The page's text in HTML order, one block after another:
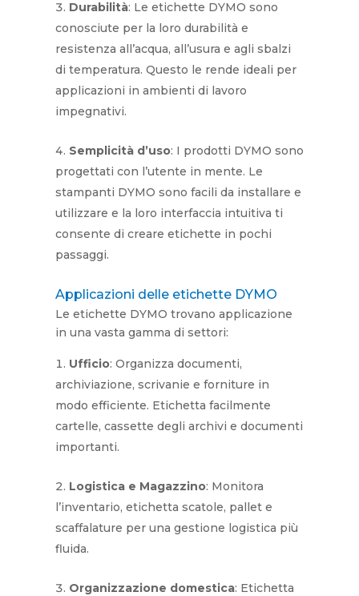
Durabilità: Le etichette DYMO sono
conosciute per la loro durabilità e
resistenza all’acqua, all’usura e agli sbalzi
di temperatura. Questo le rende ideali per
applicazioni in ambienti di lavoro
impegnativi.
Semplicità d’uso: I prodotti DYMO sono
progettati con l’utente in mente. Le
stampanti DYMO sono facili da installare e
utilizzare e la loro interfaccia intuitiva ti
consente di creare etichette in pochi
passaggi.
Applicazioni delle etichette DYMO
Le etichette DYMO trovano applicazione
in una vasta gamma di settori:
Ufficio: Organizza documenti,
archiviazione, scrivanie e forniture in
modo efficiente. Etichetta facilmente
cartelle, cassette degli archivi e documenti
importanti.
Logistica e Magazzino: Monitora
l’inventario, etichetta scatole, pallet e
scaffalature per una gestione logistica più
fluida.
Organizzazione domestica: Etichetta